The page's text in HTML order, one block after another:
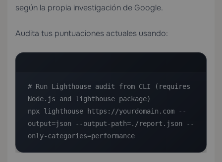
según la propia investigación de Google.
Audita tus puntuaciones actuales usando:
# Run Lighthouse audit from CLI (requires
Node.js and lighthouse package)
npx lighthouse https://yourdomain.com --
output=json --output-path=./report.json --
only-categories=performance